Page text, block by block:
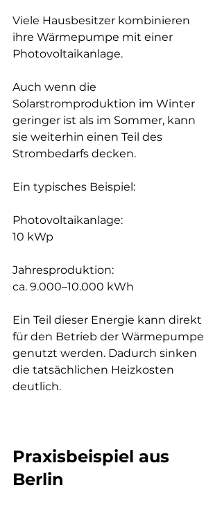
Viele Hausbesitzer kombinieren
ihre Wärmepumpe mit einer
Photovoltaikanlage.
Auch wenn die
Solarstromproduktion im Winter
geringer ist als im Sommer, kann
sie weiterhin einen Teil des
Strombedarfs decken.
Ein typisches Beispiel:
Photovoltaikanlage:
10 kWp
Jahresproduktion:
ca. 9.000–10.000 kWh
Ein Teil dieser Energie kann direkt
für den Betrieb der Wärmepumpe
genutzt werden. Dadurch sinken
die tatsächlichen Heizkosten
deutlich.
Praxisbeispiel aus
Berlin